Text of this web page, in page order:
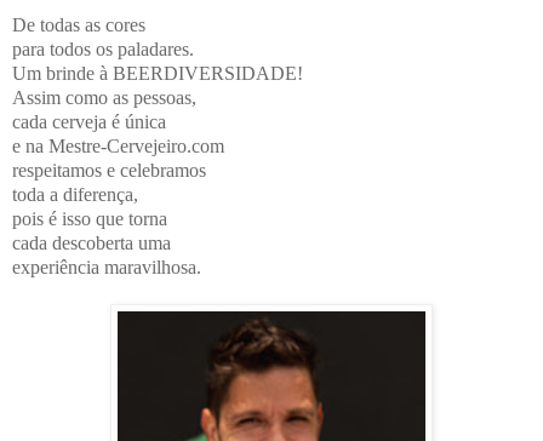
De todas as cores
para todos os paladares.
Um brinde à BEERDIVERSIDADE!
Assim como as pessoas,
cada cerveja é única
e na Mestre-Cervejeiro.com
respeitamos e celebramos
toda a diferença,
pois é isso que torna
cada descoberta uma
experiência maravilhosa.